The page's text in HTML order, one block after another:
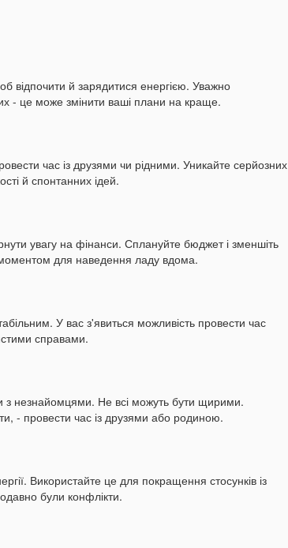
відпочити й зарядитися енергією. Уважно
- це може змінити ваші плани на краще.
час із друзями чи рідними. Уникайте серйозних
й спонтанних ідей.
увагу на фінанси. Сплануйте бюджет і зменшіть
моментом для наведення ладу вдома.
У вас з'явиться можливість провести час
справами.
незнайомцями. Не всі можуть бути щирими.
- провести час із друзями або родиною.
Використайте це для покращення стосунків із
були конфлікти.